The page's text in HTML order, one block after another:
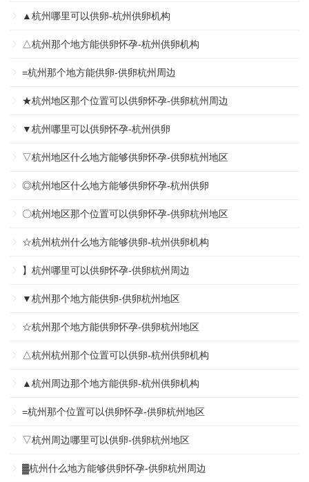
▲杭州哪里可以供卵-杭州供卵机构
△杭州那个地方能供卵怀孕-杭州供卵机构
=杭州那个地方能供卵-供卵杭州周边
★杭州地区那个位置可以供卵怀孕-供卵杭州周边
▼杭州哪里可以供卵怀孕-杭州供卵
▽杭州地区什么地方能够供卵怀孕-供卵杭州地区
◎杭州地区什么地方能够供卵怀孕-杭州供卵
〇杭州地区那个位置可以供卵怀孕-供卵杭州地区
☆杭州杭州什么地方能够供卵-杭州供卵机构
】杭州哪里可以供卵怀孕-供卵杭州周边
▼杭州那个地方能供卵-供卵杭州地区
☆杭州那个地方能供卵怀孕-供卵杭州地区
△杭州杭州那个位置可以供卵-杭州供卵机构
▲杭州周边那个地方能供卵-杭州供卵机构
=杭州那个位置可以供卵怀孕-供卵杭州地区
▽杭州周边哪里可以供卵-供卵杭州地区
▓杭州什么地方能够供卵怀孕-供卵杭州周边